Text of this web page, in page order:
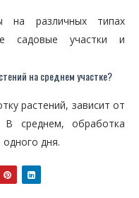
различных типах
садовые участки и
на среднем участке?
растений, зависит от
В среднем, обработка
дня.